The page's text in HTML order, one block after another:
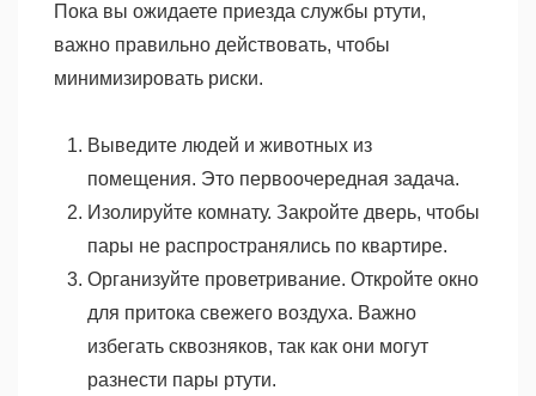
Пока вы ожидаете приезда службы ртути,
важно правильно действовать, чтобы
минимизировать риски.
Выведите людей и животных из
помещения. Это первоочередная задача.
Изолируйте комнату. Закройте дверь, чтобы
пары не распространялись по квартире.
Организуйте проветривание. Откройте окно
для притока свежего воздуха. Важно
избегать сквозняков, так как они могут
разнести пары ртути.